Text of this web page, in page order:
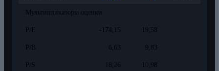
Мультипликаторы оценки
P/E -174,15 19,58
P/B 6,63 9,83
P/S 18,26 10,98